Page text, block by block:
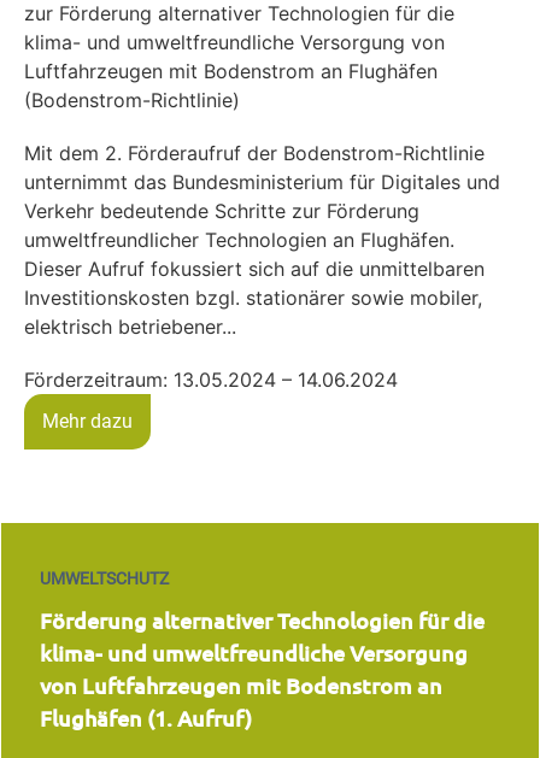
zur Förderung alternativer Technologien für die
klima- und umweltfreundliche Versorgung von
Luftfahrzeugen mit Bodenstrom an Flughäfen
(Bodenstrom-Richtlinie)
Mit dem 2. Förderaufruf der Bodenstrom-Richtlinie
unternimmt das Bundesministerium für Digitales und
Verkehr bedeutende Schritte zur Förderung
umweltfreundlicher Technologien an Flughäfen.
Dieser Aufruf fokussiert sich auf die unmittelbaren
Investitionskosten bzgl. stationärer sowie mobiler,
elektrisch betriebener...
Förderzeitraum: 13.05.2024 – 14.06.2024
Mehr dazu
UMWELTSCHUTZ
Förderung alternativer Technologien für die
klima- und umweltfreundliche Versorgung
von Luftfahrzeugen mit Bodenstrom an
Flughäfen (1. Aufruf)